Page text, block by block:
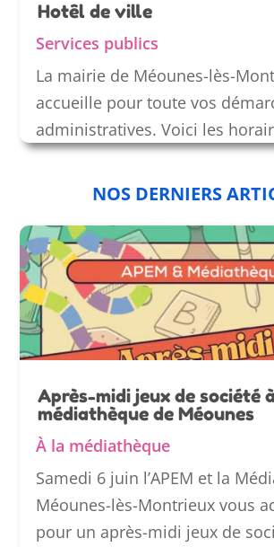
Hotêl de ville
Services publics
La mairie de Méounes-lès-
accueille pour toute vos
administratives. Voici les
NOS DERNIERS
Après-midi jeux de société
médiathèque de Méounes
À la médiathèque
Samedi 6 juin l’APEM et la
Méounes-lès-Montrieux vous
pour un après-midi jeux de